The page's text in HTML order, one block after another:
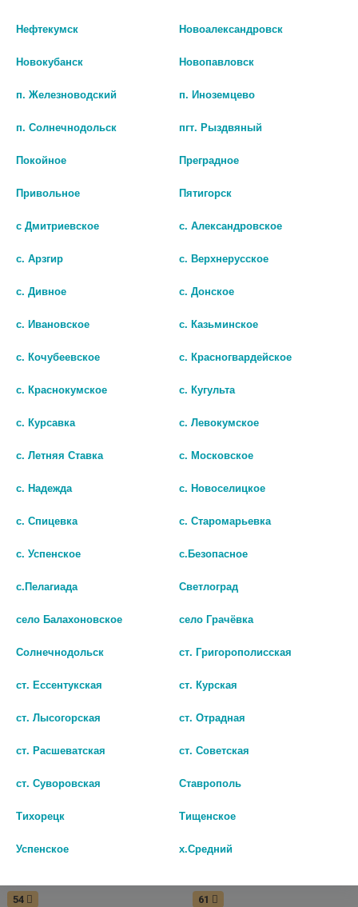
/БИОСИНТЕЗ/ 0521
34
В КОРЗИНУ
10МГ. №10 9717
35
В КОРЗИНУ
ЛОРАГЕКСАЛ 10МГ. №10 ТАБ.
В КОРЗИНУ
ЛОРАГЕКСАЛ 10МГ. №10 ТАБ.
ЛОРАТАДИН 10МГ. №30 ТАБ.
54
ЛОРАТАДИН 10МГ. №10 ТАБ.
61
Нефтекумск Новоалександровск
Новокубанск Новопавловск
п. Железноводский п. Иноземцево
п. Солнечнодольск пгт. Рыздвяный
Покойное Преградное
Привольное Пятигорск
с Дмитриевское с. Александровское
с. Арзгир с. Верхнерусское
с. Дивное с. Донское
с. Ивановское с. Казьминское
с. Кочубеевское с. Красногвардейское
с. Краснокумское с. Кугульта
с. Курсавка с. Левокумское
с. Летняя Ставка с. Московское
с. Надежда с. Новоселицкое
с. Спицевка с. Старомарьевка
с. Успенское с.Безопасное
с.Пелагиада Светлоград
село Балахоновское село Грачёвка
Солнечнодольск ст. Григорополисская
ст. Ессентукская ст. Курская
ст. Лысогорская ст. Отрадная
ст. Расшеватская ст. Советская
ст. Суворовская Ставрополь
Тихорецк Тищенское
Успенское х.Средний